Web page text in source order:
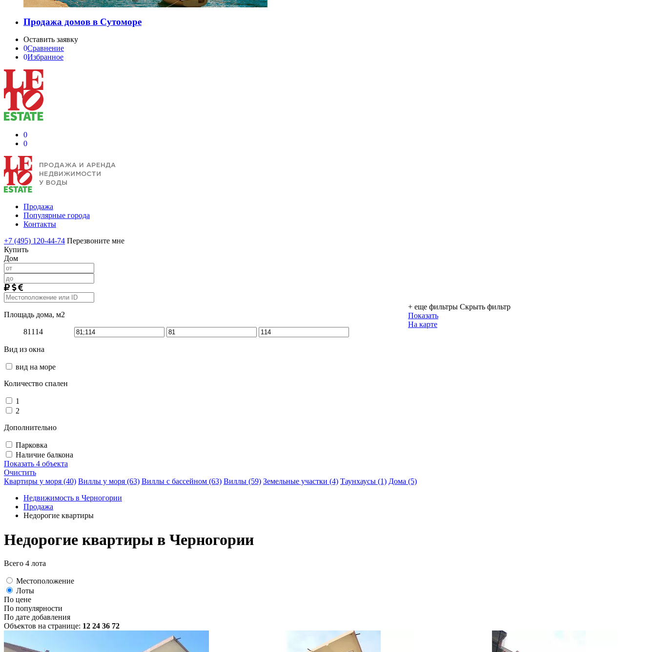
Продажа домов в Сутоморе
Оставить заявку
0Сравнение
0Избранное
0
0
Продажа
Популярные города
Контакты
+7 (495) 120-44-74 Перезвоните мне
Купить
Дом
+ еще фильтры Скрыть фильтр
Показать
На карте
Площадь дома, м2
81 114
Вид из окна
вид на море
Количество спален
1
2
Дополнительно
Парковка
Наличие балкона
Показать 4 объекта
Очистить
Квартиры у моря (40) Виллы у моря (63) Виллы с бассейном (63) Виллы (59) Земельные участки (4) Таунхаусы (1) Дома (5)
Недвижимость в Черногории
Продажа
Недорогие квартиры
Недорогие квартиры в Черногории
Всего 4 лота
Местоположение
Лоты
По цене
По популярности
По дате добавления
Объектов на странице: 12 24 36 72